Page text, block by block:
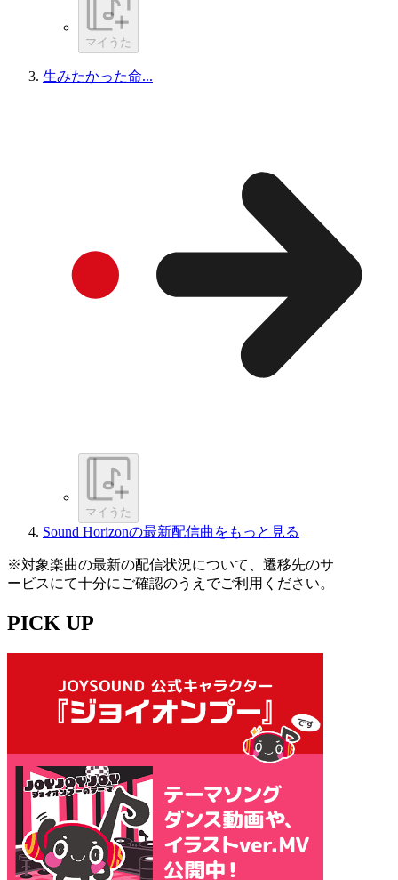
マイうた
生みたかった命...
マイうた
Sound Horizonの最新配信曲をもっと見る
※対象楽曲の最新の配信状況について、遷移先のサ
ービスにて十分にご確認のうえでご利用ください。
PICK UP